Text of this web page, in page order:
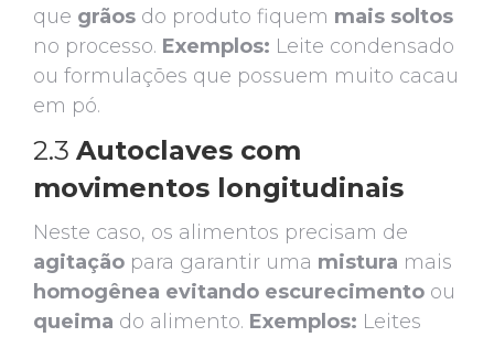
que grãos do produto fiquem mais soltos
no processo. Exemplos: Leite condensado
ou formulações que possuem muito cacau
em pó.
2.3 Autoclaves com
movimentos longitudinais
Neste caso, os alimentos precisam de
agitação para garantir uma mistura mais
homogênea evitando escurecimento ou
queima do alimento. Exemplos: Leites